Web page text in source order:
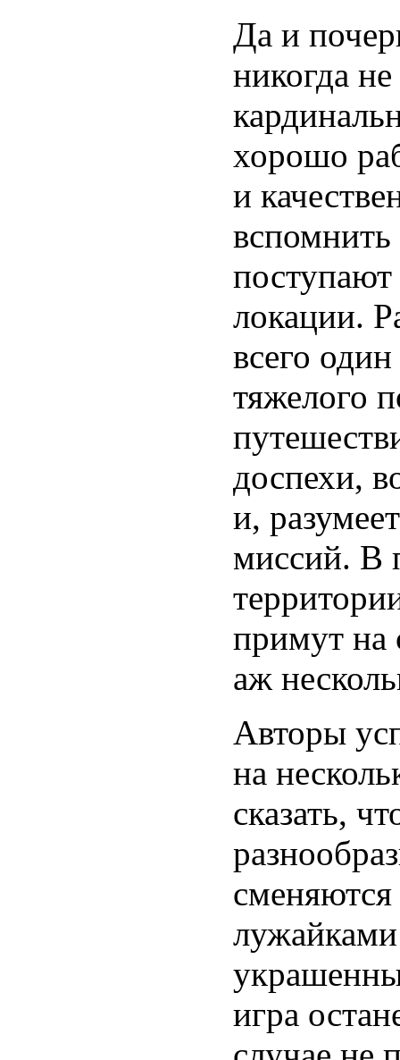
Да и
никогда
хорошо
и
локации.
всего
тяжелого
доспехи,
и,
миссий. В
примут на
аж
Авторы
на
сказать,
игра